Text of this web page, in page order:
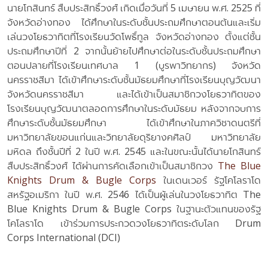
นายโกสินทร์ สืบประสิทธิ์วงศ์ เกิดเมื่อวันที่ 5 เมษายน พ.ศ. 2525 ที่
จังหวัดอ่างทอง ได้ศึกษาในระดับชั้นประถมศึกษาตอนต้นและเริ่ม
เล่นวงโยธวาทิตที่โรงเรียนวัดโพธิ์ทูล จังหวัดอ่างทอง ตั้งแต่ชั้น
ประถมศึกษาปีที่ 2 จากนั้นย้ายไปศึกษาต่อในระดับชั้นประถมศึกษา
ตอนปลายที่โรงเรียนเทศบาล 1 (บูรพาวิทยากร) จังหวัด
นครราชสีมา ได้เข้าศึกษาระดับชั้นมัธยมศึกษาที่โรงเรียนบุญวัฒนา
จังหวัดนครราชสีมา และได้เข้าเป็นสมาชิกวงโยธวาทิตของ
โรงเรียนบุญวัฒนาตลอดการศึกษาในระดับมัธยม หลังจากจบการ
ศึกษาระดับชั้นมัธยมศึกษา ได้เข้าศึกษาในภาควิชาดนตรีที่
มหาวิทยาลัยขอนแก่นและวิทยาลัยดุริยางคศิลป์ มหาวิทยาลัย
มหิดล ถึงชั้นปีที่ 2 ในปี พ.ศ. 2545 และในขณะนั้นได้นายโกสินทร์
สืบประสิทธิ์วงศ์ ได้ผ่านการคัดเลือกเข้าเป็นสมาชิกวง The Blue
Knights Drum & Bugle Corps ในเดนเวอร์ รัฐโคโลราโด
สหรัฐอเมริกา ในปี พ.ศ. 2546 ได้เป็นผู้เล่นในวงโยธวาทิต The
Blue Knights Drum & Bugle Corps ในฐานะตัวแทนของรัฐ
โคโลราโด เข้าร่วมการประกวดวงโยธวาทิตระดับโลก Drum
Corps International (DCI)